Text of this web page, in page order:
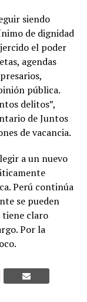
siendo
de dignidad
el poder
agendas
pública.
delitos”,
de Juntos
de vacancia.
a un nuevo
Perú continúa
se pueden
tiene claro
Por la